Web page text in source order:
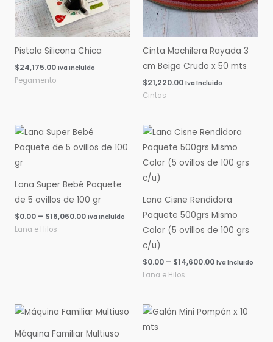
Pistola Silicona Chica
$24,175.00 Iva Incluido
Pegamento
Cinta Mochilera Rayada 3
cm Beige Crudo x 50 mts
$21,220.00 Iva Incluido
Cintas
Lana Super Bebé Paquete
de 5 ovillos de 100 gr
$0.00 – $16,060.00
Rango
de
precios:
$16,060.00
Iva Incluido
Lana e Hilos
Lana Cisne Rendidora
Paquete 500grs Mismo
Color (5 ovillos de 100 grs
c/u)
$0.00 – $14,600.00
Rango
de
precios:
desde
$0.00
Iva Incluido
Lana e Hilos
Máquina Familiar Multiuso